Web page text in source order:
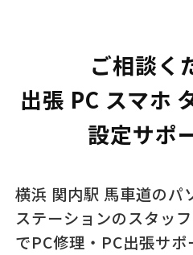
ご相談く
出張 PC スマホ
設定サポ
横浜 関内駅 馬車道のパ
ステーションのスタッフ
でPC修理・PC出張サポ